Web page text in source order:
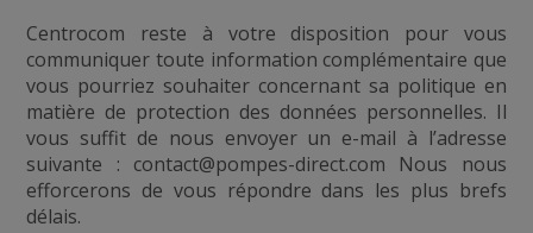
Centrocom reste à votre disposition pour vous
communiquer toute information complémentaire que
vous pourriez souhaiter concernant sa politique en
matière de protection des données personnelles. Il
vous suffit de nous envoyer un e-mail à l’adresse
suivante : contact@pompes-direct.com Nous nous
efforcerons de vous répondre dans les plus brefs
délais.